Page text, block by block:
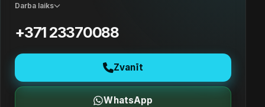
Darba laiks
+371 23370088
Zvanīt
WhatsApp